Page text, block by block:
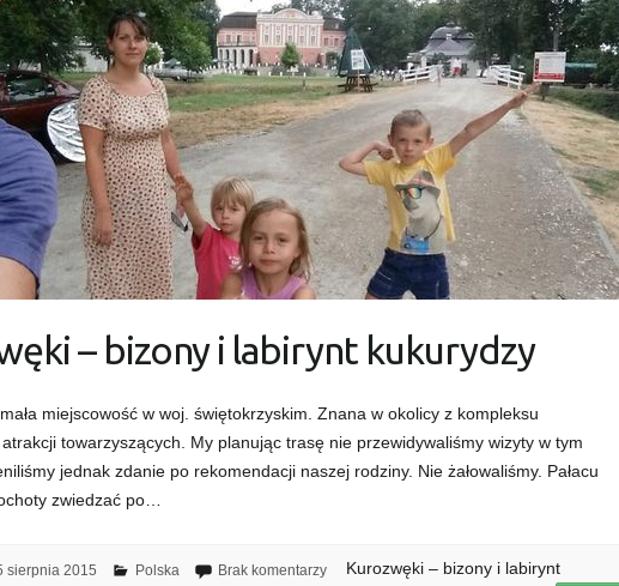
– bizony i labirynt kukurydzy
miejscowość w woj. świętokrzyskim. Znana w okolicy z kompleksu
atrakcji towarzyszących. My planując trasę nie przewidywaliśmy wizyty w tym
jednak zdanie po rekomendacji naszej rodziny. Nie żałowaliśmy. Pałacu
zwiedzać po…
sierpnia 2015 Polska Brak komentarzy
Kurozwęki – bizony i labirynt